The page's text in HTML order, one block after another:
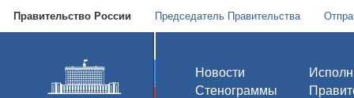
Правительство России Председатель Правительства
Новости
Стенограммы